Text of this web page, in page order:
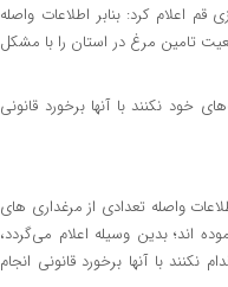
اعلام کرد: بنابر اطلاعات واصله
کرده اند و این امر وضعیت تامین مرغ در استان را با مشکل
به کشتار گله‌های خود نکنند با آنها برخورد قانونی
واصله تعدادی از مرغداری های
اند؛ بدین وسیله اعلام می‌گردد،
نیاز استان اقدام نکنند با آنها برخورد قانونی انجام